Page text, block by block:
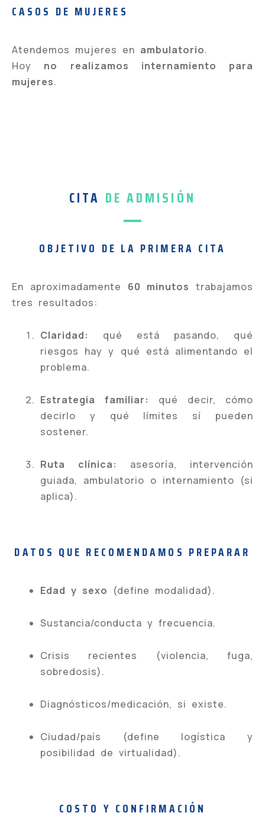
CASOS DE MUJERES
Atendemos mujeres en ambulatorio.
Hoy no realizamos internamiento para
mujeres.
CITA DE ADMISIÓN
OBJETIVO DE LA PRIMERA CITA
En aproximadamente 60 minutos trabajamos
tres resultados:
Claridad:
qué está pasando, qué
riesgos hay y qué está alimentando el
problema.
Estrategia familiar:
qué decir, cómo
decirlo y qué límites sí pueden
sostener.
Ruta clínica:
asesoría, intervención
guiada, ambulatorio o internamiento (si
aplica).
DATOS QUE RECOMENDAMOS PREPARAR
Edad y sexo (define modalidad).
Sustancia/conducta y frecuencia.
Crisis recientes (violencia, fuga,
sobredosis).
Diagnósticos/medicación, si existe.
Ciudad/país (define logística y
posibilidad de virtualidad).
COSTO Y CONFIRMACIÓN